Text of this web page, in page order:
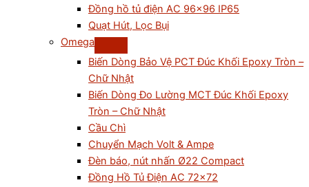
Đồng hồ tủ điện AC 96×96 IP65
Quạt Hút, Lọc Bụi
Omega
Biến Dòng Bảo Vệ PCT Đúc Khối Epoxy Tròn –
Chữ Nhật
Biến Dòng Đo Lường MCT Đúc Khối Epoxy
Tròn – Chữ Nhật
Cầu Chì
Chuyển Mạch Volt & Ampe
Đèn báo, nút nhấn Ø22 Compact
Đồng Hồ Tủ Điện AC 72×72